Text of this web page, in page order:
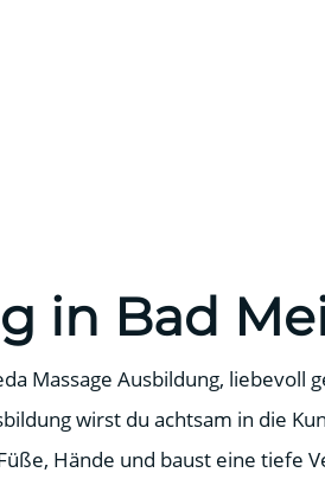
in Bad
Ausbildung, liebevoll
wirst du achtsam in die
Hände und baust eine tiefe